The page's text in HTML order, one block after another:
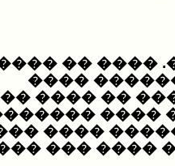
�� �����
�����
���
������
�����)